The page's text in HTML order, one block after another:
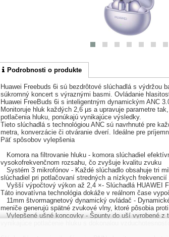
Podrobnosti o produkte
Huawei Freebuds 6i sú bezdrôtové slúchadlá s výdržou
súkromný koncert s výraznými basmi. Ovládanie
Huawei FreeBuds 6i s inteligentným dynamickým ANC
Monitoruje hluk každých 2,6 µs a upravuje parametre
potlačenia hluku, ponúkajú vynikajúce výsledky.
Tieto slúchadlá s technológiou ANC sú navrhnuté pre
metra, konverzácie či otváranie dverí. Ideálne pre
Päť spôsobov vylepšenia
Komora na filtrovanie hluku - komora slúchadiel
vysokofrekvenčnom rozsahu, čo zvyšuje kvalitu zvuku
Systém 3 mikrofónov - Každé slúchadlo obsahuje tri
slúchadiel pri potlačovaní stredných a nízkych frekvencií
Vyšší výpočtový výkon až 2,4 ×- Slúchadlá HUAWEI
Táto inovatívna technológia dokáže v reálnom čase
11mm štvormagnetový dynamický ovládač -
meniče generujú spätné zvukové vlny, ktoré pôsobia
Vylepšené ušné koncovky - Špunty do uší vyrobené z